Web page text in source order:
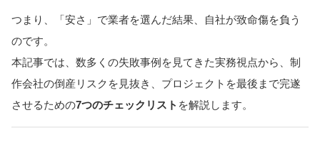
つまり、「安さ」で業者を選んだ結果、自社が致命傷を負う
のです。
本記事では、数多くの失敗事例を見てきた実務視点から、制
作会社の倒産リスクを見抜き、プロジェクトを最後まで完遂
させるための7つのチェックリスト を解説します。